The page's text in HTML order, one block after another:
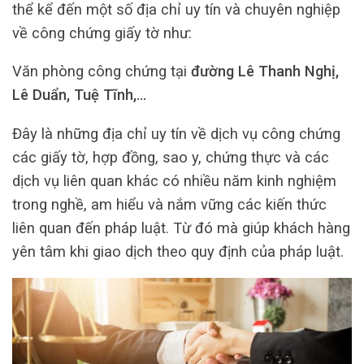
thể kể đến một số địa chỉ uy tín và chuyên nghiệp
về công chứng giấy tờ như:
Văn phòng công chứng tại đường Lê Thanh Nghị,
Lê Duẩn, Tuệ Tĩnh,…
Đây là những địa chỉ uy tín về dịch vụ công chứng
các giấy tờ, hợp đồng, sao y, chứng thực và các
dịch vụ liên quan khác có nhiều năm kinh nghiệm
trong nghề, am hiểu và nắm vững các kiến thức
liên quan đến pháp luật. Từ đó mà giúp khách hàng
yên tâm khi giao dịch theo quy định của pháp luật.